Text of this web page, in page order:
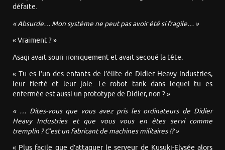
défaite.
« Absurde… Mon système ne peut pas avoir été si fragile… »
« Vraiment ? »
Asagi avait souri ironiquement et avait secoué la tête.
« Tu es l’un des enfants de l’élite de Didier Heavy Industries,
leur fierté et leur joie. Le robot tank dans lequel tu es
enfermée est aussi un prototype de Didier, non ? »
« … Dites-vous que vous avez pris les ordinateurs de Didier
Heavy Industries et que vous vous en êtes servi comme
tremplin ? C’est un fabricant de machines militaires !? »
« Plus facile que d’attaquer le serveur de Kusuki-Elysée alors